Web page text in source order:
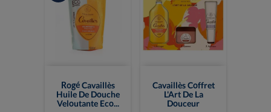
Rogé Cavaillès
Huile De Douche
Veloutante Eco...
Cavaillès Coffret
L'Art De La
Douceur